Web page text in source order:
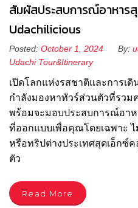
สัมผัสประสบการณ์อาหาร
Udachilicious
Posted: October 1, 2024 By:
Udachi Tour&Itinerary
เปิดโลกแห่งรสชาติและการเ
กำลังมองหาทัวร์ส่วนตัวที่รวม
พร้อมจะมอบประสบการณ์อาห
ที่ออกแบบเพื่อคุณโดยเฉพาะ ไ
หรือทริปต่างประเทศสุดเอ็ก
ตัว
Read More